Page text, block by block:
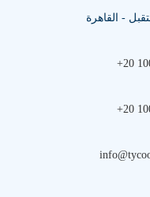
- القاهرة
+20
+20